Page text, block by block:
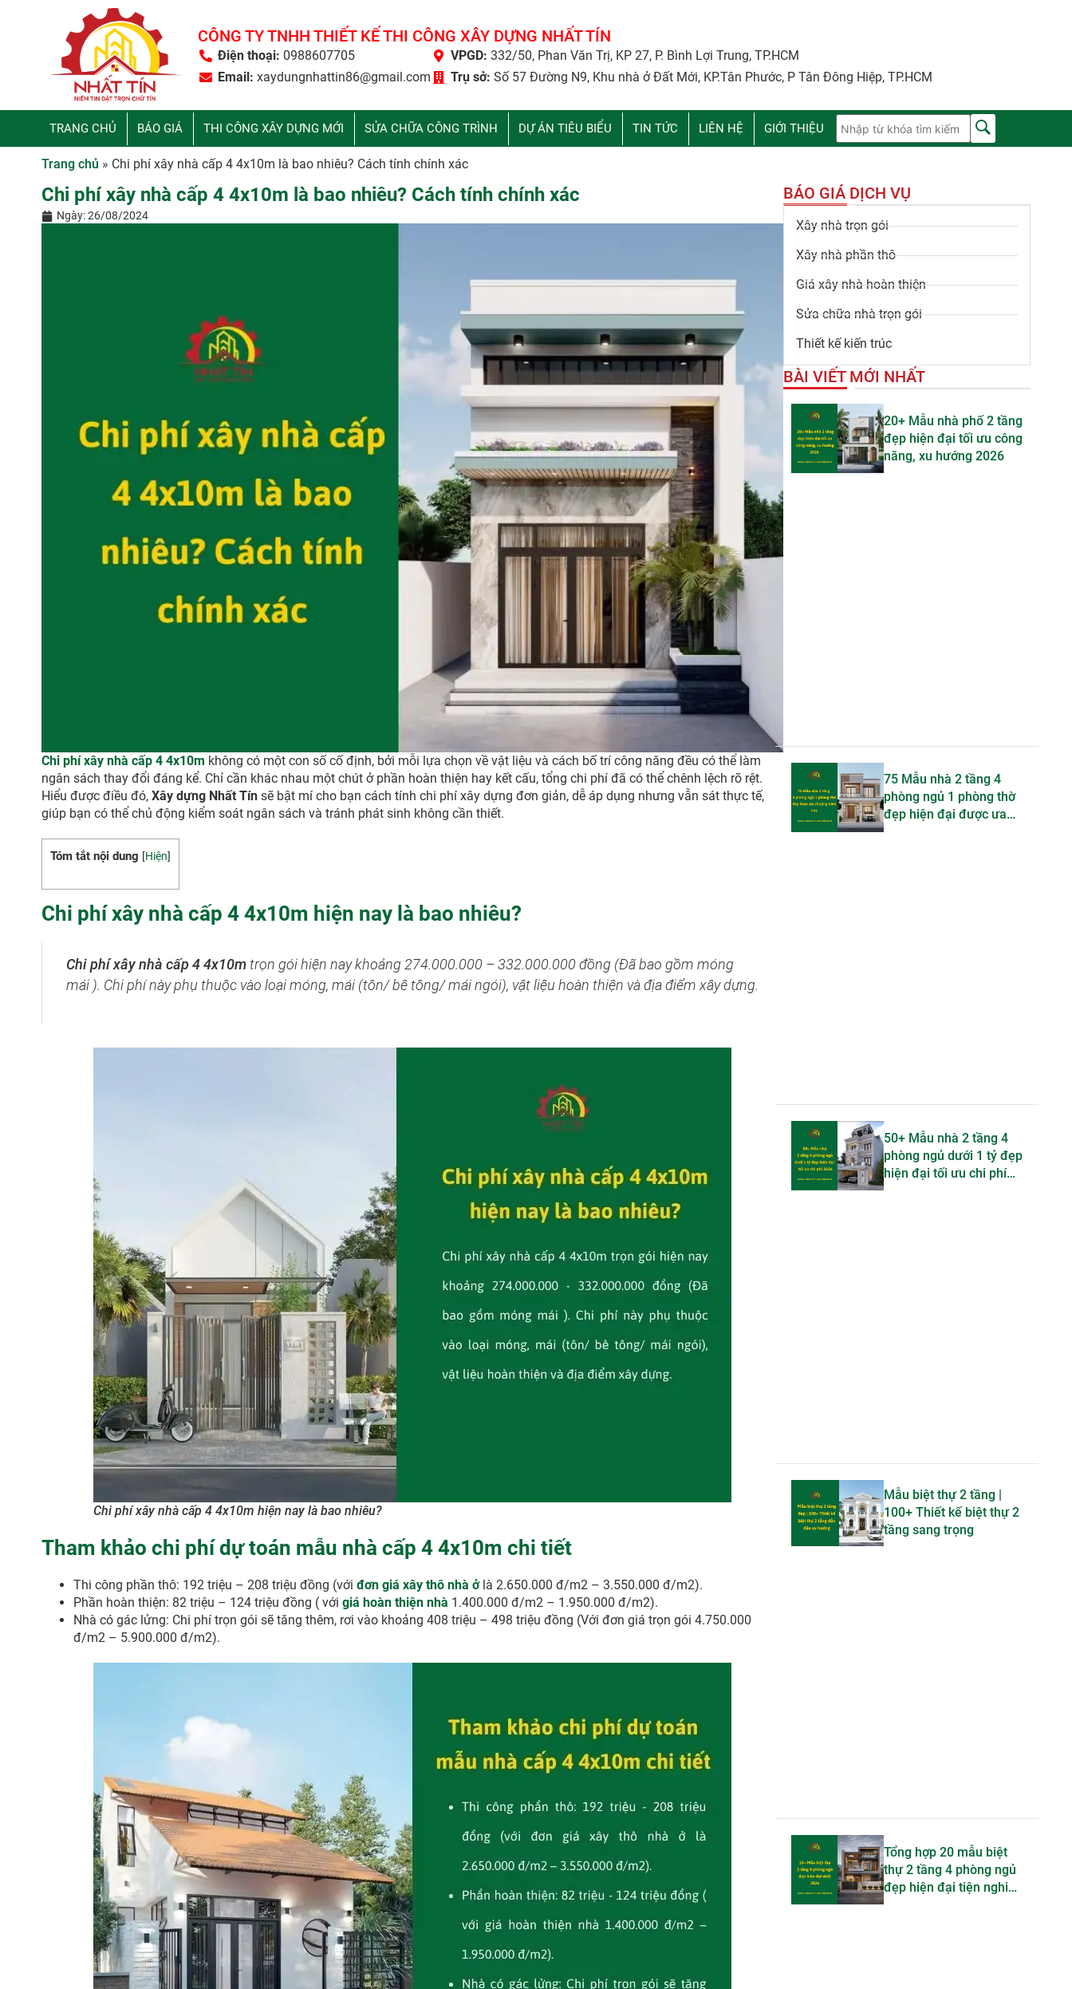
CÔNG TY TNHH THIẾT KẾ THI CÔNG XÂY DỰNG NHẤT TÍN
Điện thoại: 0988607705
Email: xaydungnhattin86@gmail.com
VPGD: 332/50, Phan Văn Trị, KP 27, P. Bình Lợi Trung, TP.HCM
Trụ sở: Số 57 Đường N9, Khu nhà ở Đất Mới, KP.Tân Phước, P Tân Đông Hiệp, TP.HCM
TRANG CHỦ BÁO GIÁ THI CÔNG XÂY DỰNG MỚI SỬA CHỮA CÔNG TRÌNH DỰ ÁN TIÊU BIỂU TIN TỨC LIÊN HỆ GIỚI THIỆU
Trang chủ » Chi phí xây nhà cấp 4 4x10m là bao nhiêu? Cách tính chính xác
Chi phí xây nhà cấp 4 4x10m là bao nhiêu? Cách tính chính xác
Ngày:26/08/2024
Chi phí xây nhà cấp 4 4x10m không có một con số cố định, bởi mỗi lựa chọn về vật liệu và cách bố trí công năng đều có thể làm
ngân sách thay đổi đáng kể. Chỉ cần khác nhau một chút ở phần hoàn thiện hay kết cấu, tổng chi phí đã có thể chênh lệch rõ rệt.
Hiểu được điều đó, Xây dựng Nhất Tín sẽ bật mí cho bạn cách tính chi phí xây dựng đơn giản, dễ áp dụng nhưng vẫn sát thực tế,
giúp bạn có thể chủ động kiểm soát ngân sách và tránh phát sinh không cần thiết.
Tóm tắt nội dung [Hiện]
Chi phí xây nhà cấp 4 4x10m hiện nay là bao nhiêu?
Chi phí xây nhà cấp 4 4x10mtrọn gói hiện nay khoảng 274.000.000 – 332.000.000 đồng (Đã bao gồm móng
mái ). Chi phí này phụ thuộc vào loại móng, mái (tôn/ bê tông/ mái ngói), vật liệu hoàn thiện và địa điểm xây dựng.
Chi phí xây nhà cấp 4 4x10m hiện nay là bao nhiêu?
Tham khảo chi phí dự toán mẫu nhà cấp 4 4x10m chi tiết
Thi công phần thô: 192 triệu – 208 triệu đồng (với đơn giá xây thô nhà ởlà 2.650.000 đ/m2 – 3.550.000 đ/m2).
Phần hoàn thiện: 82 triệu – 124 triệu đồng ( với giá hoàn thiện nhà 1.400.000 đ/m2 – 1.950.000 đ/m2).
Nhà có gác lửng: Chi phí trọn gói sẽ tăng thêm, rơi vào khoảng 408 triệu – 498 triệu đồng (Với đơn giá trọn gói 4.750.000
đ/m2 – 5.900.000 đ/m2).
BÁO GIÁ DỊCH VỤ
Xây nhà trọn gói
Xây nhà phần thô
Giá xây nhà hoàn thiện
Sửa chữa nhà trọn gói
Thiết kế kiến trúc
BÀI VIẾT MỚI NHẤT
20+ Mẫu nhà phố 2 tầng
đẹp hiện đại tối ưu công
năng, xu hướng 2026
75 Mẫu nhà 2 tầng 4
phòng ngủ 1 phòng thờ
đẹp hiện đại được ưa
50+ Mẫu nhà 2 tầng 4
phòng ngủ dưới 1 tỷ đẹp
hiện đại tối ưu chi phí
Mẫu biệt thự 2 tầng |
100+ Thiết kế biệt thự 2
tầng sang trọng
Tổng hợp 20 mẫu biệt
thự 2 tầng 4 phòng ngủ
đẹp hiện đại tiện nghi